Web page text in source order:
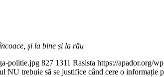
și la bine și la rău
politie.jpg 827 1311 Rasista https://apador.org/
NU trebuie să se justifice când cere o informație